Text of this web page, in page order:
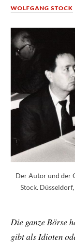
WOLFGANG STOCK
Der Autor und der
Stock.
Die ganze Börse
gibt als Idioten